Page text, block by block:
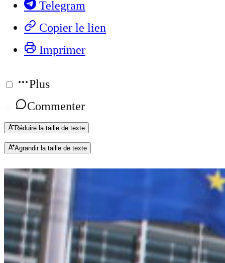
Telegram
Copier le lien
Imprimer
Plus
Commenter
Réduire la taille de texte
Agrandir la taille de texte